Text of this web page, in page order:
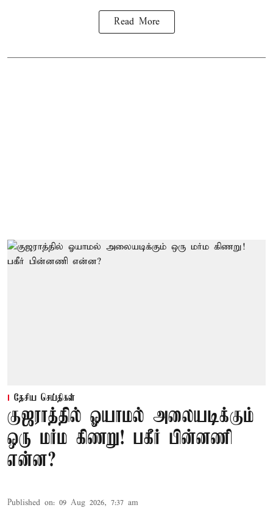
Read More
தேசிய செய்திகள்
குஜராத்தில் ஓயாமல் அலையடிக்கும்
ஒரு மர்ம கிணறு! பகீர் பின்னணி
என்ன?
Published on: 09 Aug 2026, 7:37 am